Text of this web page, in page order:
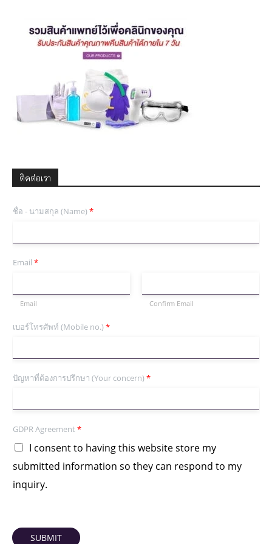
ติดต่อเรา
ชื่อ - นามสกุล (Name)*
Email *
Email Confirm Email
เบอร์โทรศัพท์ (Mobile no.)*
ปัญหาที่ต้องการปรึกษา (Your concern)*
GDPR Agreement *
I consent to having this website store my
submitted information so they can respond to my
inquiry.
SUBMIT